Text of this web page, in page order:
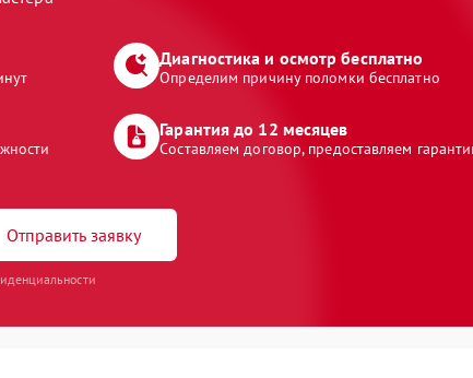
Диагностика и осмотр бесплатно
Определим причину поломки бесплатно
Гарантия до 12 месяцев
Составляем договор, предоставляем
Отправить заявку